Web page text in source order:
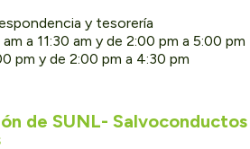
y tesorería
a 11:30 am y de 2:00 pm a 5:00 pm
pm y de 2:00 pm a 4:30 pm
de SUNL- Salvoconductos